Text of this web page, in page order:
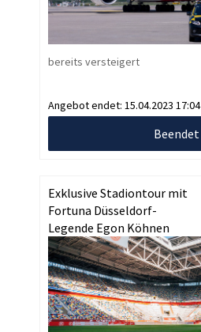
bereits versteigert
Angebot endet: 15.04.2023 17:04
Beendet
Exklusive Stadiontour mit
Fortuna Düsseldorf-
Legende Egon Köhnen